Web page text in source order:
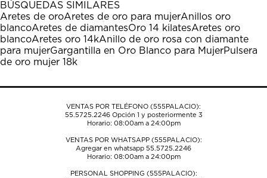
BÚSQUEDAS SIMILARES
Aretes de oroAretes de oro para mujerAnillos oro
blancoAretes de diamantesOro 14 kilatesAretes oro
blancoAretes oro 14kAnillo de oro rosa con diamante
para mujerGargantilla en Oro Blanco para MujerPulsera
de oro mujer 18k
VENTAS POR TELÉFONO (555PALACIO):
55.5725.2246Opción 1 y posteriormente 3
Horario: 08:00am a 24:00pm
VENTAS POR WHATSAPP (555PALACIO):
Agregar en whatsapp 55.5725.2246
Horario: 08:00am a 24:00pm
PERSONAL SHOPPING (555PALACIO):